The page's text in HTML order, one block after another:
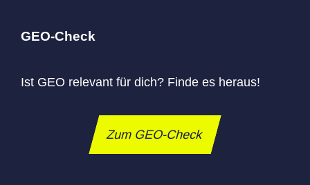
GEO-Check
Ist GEO relevant für dich? Finde es heraus!
Zum GEO-Check